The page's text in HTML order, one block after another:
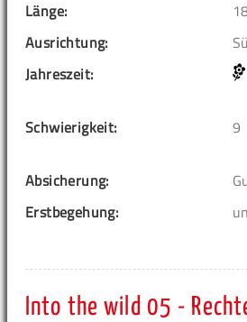
Länge:
Ausrichtung:
Jahreszeit:
Schwierigkeit: 9
Absicherung:
Erstbegehung:
Into the wild 05 -